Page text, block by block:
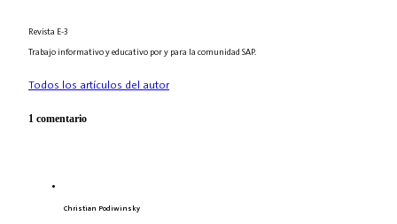
Revista E-3
Trabajo informativo y educativo por y para la comunidad SAP.
Todos los artículos del autor
1 comentario
Christian Podiwinsky